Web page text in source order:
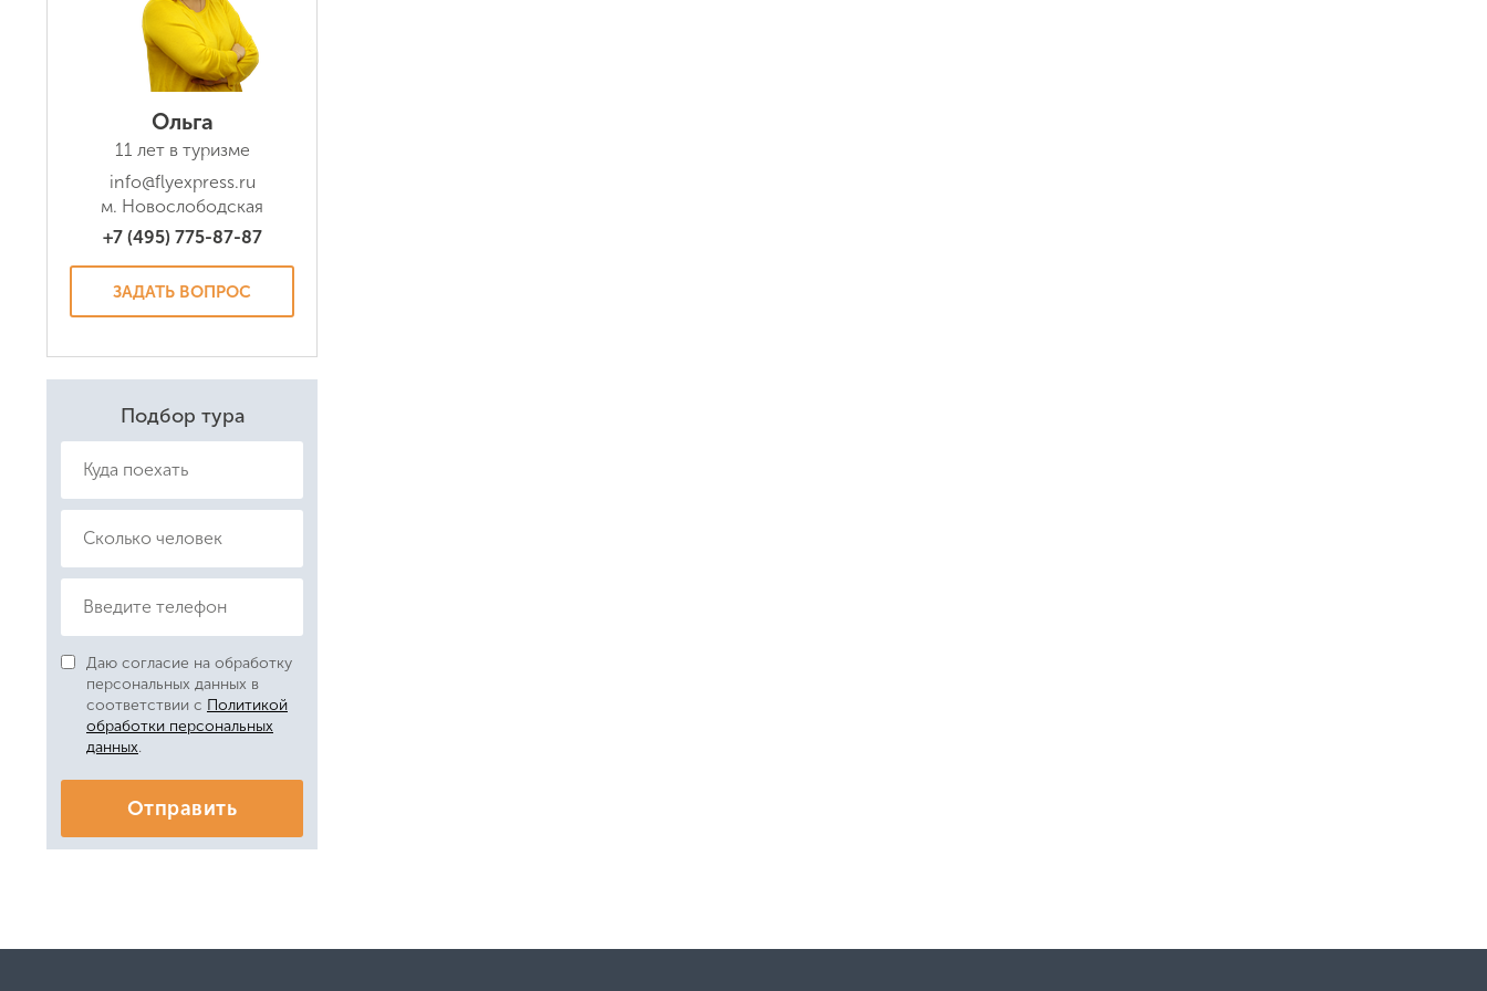
Ольга
11 лет в туризме
info@flyexpress.ru
м. Новослободская
+7 (495) 775-87-87
ЗАДАТЬ ВОПРОС
Подбор тура
Даю согласие на обработку
персональных данных в
соответствии с Политикой
обработки персональных
данных.
Отправить